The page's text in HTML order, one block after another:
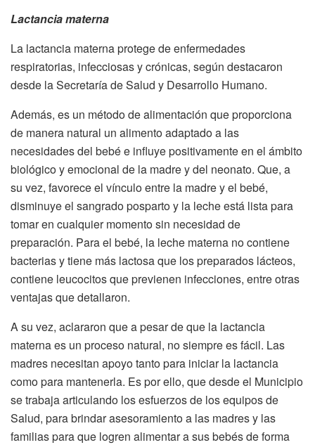
Lactancia materna
La lactancia materna protege de enfermedades
respiratorias, infecciosas y crónicas, según destacaron
desde la Secretaría de Salud y Desarrollo Humano.
Además, es un método de alimentación que proporciona
de manera natural un alimento adaptado a las
necesidades del bebé e influye positivamente en el ámbito
biológico y emocional de la madre y del neonato. Que, a
su vez, favorece el vínculo entre la madre y el bebé,
disminuye el sangrado posparto y la leche está lista para
tomar en cualquier momento sin necesidad de
preparación. Para el bebé, la leche materna no contiene
bacterias y tiene más lactosa que los preparados lácteos,
contiene leucocitos que previenen infecciones, entre otras
ventajas que detallaron.
A su vez, aclararon que a pesar de que la lactancia
materna es un proceso natural, no siempre es fácil. Las
madres necesitan apoyo tanto para iniciar la lactancia
como para mantenerla. Es por ello, que desde el Municipio
se trabaja articulando los esfuerzos de los equipos de
Salud, para brindar asesoramiento a las madres y las
familias para que logren alimentar a sus bebés de forma